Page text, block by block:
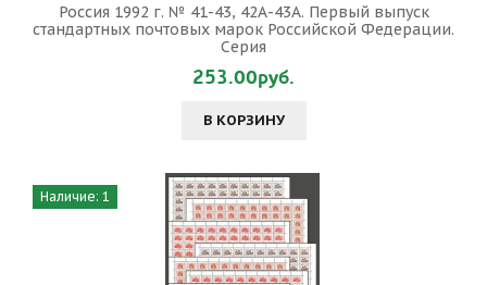
Россия 1992 г. № 41-43, 42А-43А. Первый выпуск
стандартных почтовых марок Российской Федерации.
Серия
253.00руб.
В КОРЗИНУ
Наличие: 1